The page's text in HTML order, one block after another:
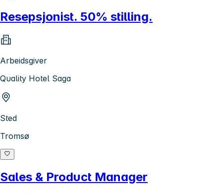
Resepsjonist. 50% stilling.
Arbeidsgiver
Quality Hotel Saga
Sted
Tromsø
Sales & Product Manager